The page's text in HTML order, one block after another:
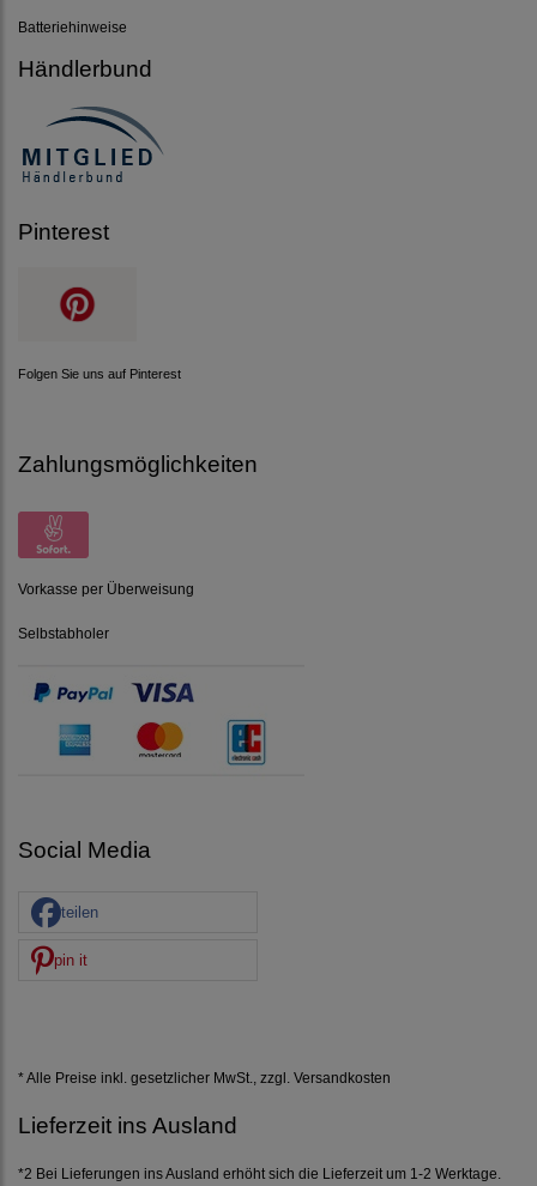
Batteriehinweise
Händlerbund
Pinterest
Folgen Sie uns auf Pinterest
Zahlungsmöglichkeiten
Vorkasse per Überweisung
Selbstabholer
Social Media
teilen
pin it
* Alle Preise inkl. gesetzlicher MwSt., zzgl. Versandkosten
Lieferzeit ins Ausland
*2 Bei Lieferungen ins Ausland erhöht sich die Lieferzeit um 1-2 Werktage.